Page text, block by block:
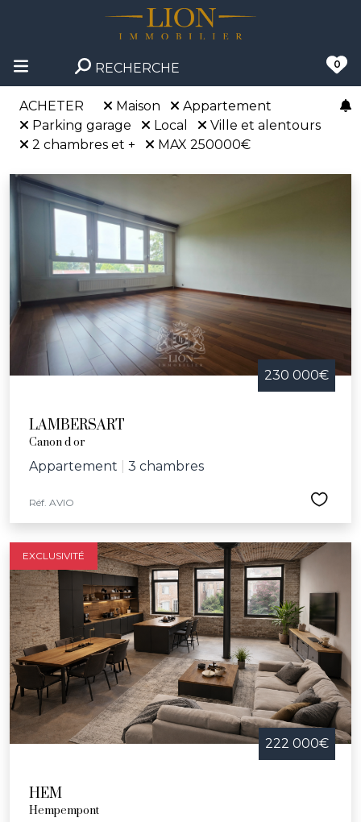
RECHERCHE 0
ACHETER Maison
Appartement
Parking garage
Local
Ville et alentours
2 chambres et +
MAX 250000€
230 000€
LAMBERSART
Canon d or
Appartement 3 chambres
Réf. AVIO
EXCLUSIVITÉ
222 000€
HEM
Hempempont